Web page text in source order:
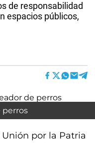
de responsabilidad
espacios públicos,
perros
por la Patria